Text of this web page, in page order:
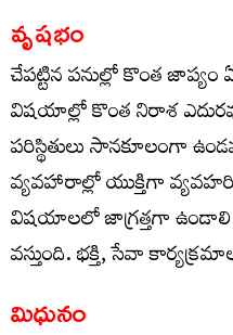
వృషభం
చేపట్టిన పనుల్లో కొంత
విషయాల్లో కొంత నిరాశ
పరిస్థితులు సానకూలంగా
వ్యవహారాల్లో యుక్తిగా
విషయాలలో జాగ్రత్తగా ఉండాలి.
వస్తుంది. భక్తి, సేవా
మిధునం